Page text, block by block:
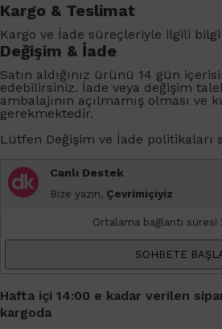
Kargo & Teslimat
Kargo ve İade süreçleriyle ilgili
Değişim & İade
Satın aldığınız ürünü 14 gün
edebilirsiniz. İade veya değişim
ambalajının açılmamış olması ve
gerekmektedir.
Lütfen Değişim ve İade politikaları
Canlı Destek
Bize yazın, Çevrimiçiyiz
Ortalama bağlantı süresi
SOHBETE
Hafta içi 14:00 e kadar verilen
kargoda